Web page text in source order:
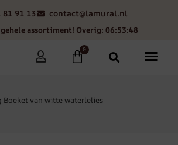
81 91 13 contact@lamural.nl
gehele assortiment! Overig: 06:53:47
0
Boeket van witte waterlelies